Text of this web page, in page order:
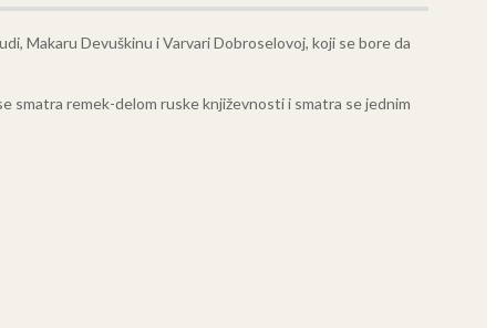
Makaru Devuškinu i Varvari Dobroselovoj, koji se bore da
smatra remek-delom ruske književnosti i smatra se jednim